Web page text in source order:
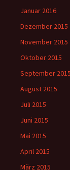
Januar 2016
Dezember 2015
November 2015
Oktober 2015
September 2015
August 2015
Juli 2015
Juni 2015
Mai 2015
April 2015
März 2015